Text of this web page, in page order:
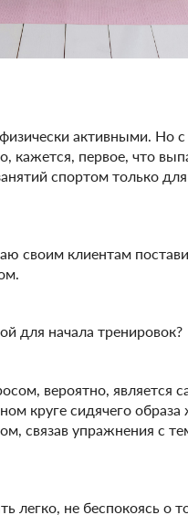
активными. Но с
первое, что
спортом только
своим клиентам
для начала тренировок?
вероятно, является
круге сидячего
связав упражнения с
легко, не беспокоясь о